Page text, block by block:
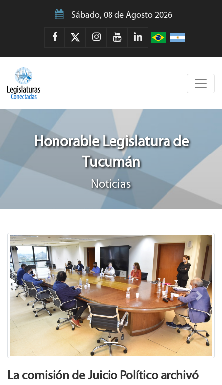
Sábado, 08 de Agosto 2026
Honorable Legislatura de
Tucumán
Noticias
Previous Next
La comisión de Juicio Político archivó